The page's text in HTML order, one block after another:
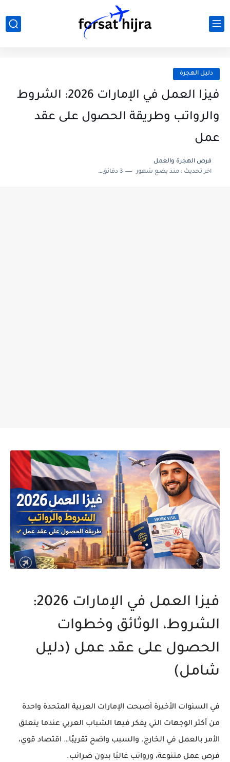
دليل الهجرة
فيزا العمل في الإمارات 2026: الشروط
والرواتب وطريقة الحصول على عقد
عمل
فرص الهجرة والعمل
اخر تحديث :منذ بضع شهور 3 دقائق للقراءة
فيزا العمل في الإمارات 2026:
الشروط، الوثائق وخطوات
الحصول على عقد عمل (دليل
شامل)
في السنوات الأخيرة أصبحت الإمارات العربية المتحدة واحدة
من أكثر الوجهات التي يفكر فيها الشباب العربي عندما يتعلق
الأمر بالعمل في الخارج. والسبب واضح تقريبًا… اقتصاد قوي،
فرص عمل متنوعة، ورواتب غالبًا بدون ضرائب.